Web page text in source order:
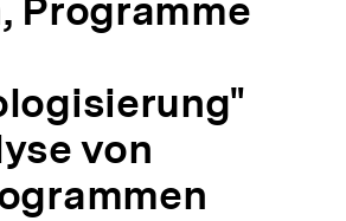
Programme
von